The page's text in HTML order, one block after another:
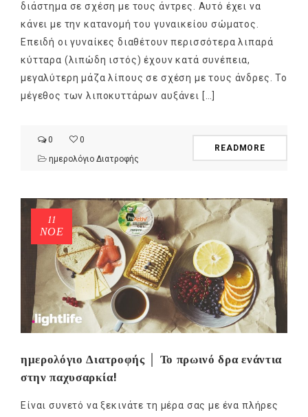
διάστημα σε σχέση με τους άντρες. Αυτό έχει να
κάνει με την κατανομή του γυναικείου σώματος.
Επειδή οι γυναίκες διαθέτουν περισσότερα λιπαρά
κύτταρα (λιπώδη ιστός) έχουν κατά συνέπεια,
μεγαλύτερη μάζα λίπους σε σχέση με τους άνδρες. Το
μέγεθος των λιποκυττάρων αυξάνει […]
0
0
ημερολόγιο Διατροφής
READMORE
11
ΝΟΈ
ημερολόγιο Διατροφής │ Το πρωινό δρα ενάντια
στην παχυσαρκία!
Είναι συνετό να ξεκινάτε τη μέρα σας με ένα πλήρες